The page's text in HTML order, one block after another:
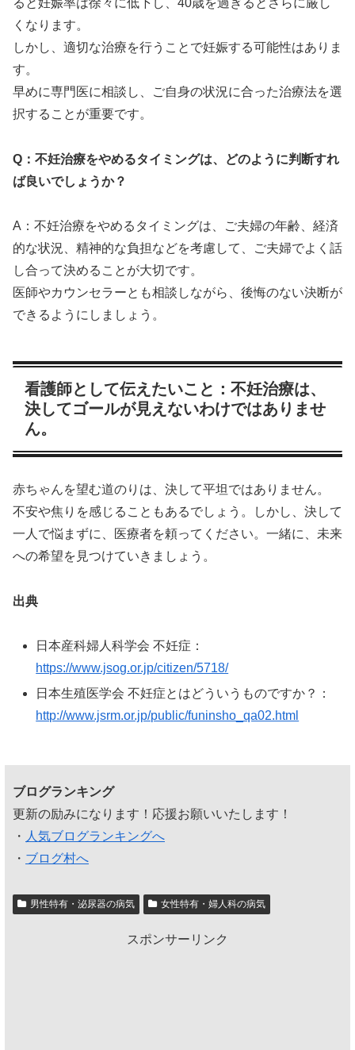
くなります。
しかし、適切な治療を行うことで妊娠する可能性はありま
す。
早めに専門医に相談し、ご自身の状況に合った治療法を選
択することが重要です。
Q：不妊治療をやめるタイミングは、どのように判断すれ
ば良いでしょうか？
A：不妊治療をやめるタイミングは、ご夫婦の年齢、経済
的な状況、精神的な負担などを考慮して、ご夫婦でよく話
し合って決めることが大切です。
医師やカウンセラーとも相談しながら、後悔のない決断が
できるようにしましょう。
看護師として伝えたいこと：不妊治療は、
決してゴールが見えないわけではありませ
ん。
赤ちゃんを望む道のりは、決して平坦ではありません。
不安や焦りを感じることもあるでしょう。しかし、決して
一人で悩まずに、医療者を頼ってください。一緒に、未来
への希望を見つけていきましょう。
出典
日本産科婦人科学会 不妊症：
https://www.jsog.or.jp/citizen/5718/
日本生殖医学会 不妊症とはどういうものですか？：
http://www.jsrm.or.jp/public/funinsho_qa02.html
ブログランキング
更新の励みになります！応援お願いいたします！
・ 人気ブログランキングへ
・ ブログ村へ
男性特有・泌尿器の病気 女性特有・婦人科の病気
スポンサーリンク